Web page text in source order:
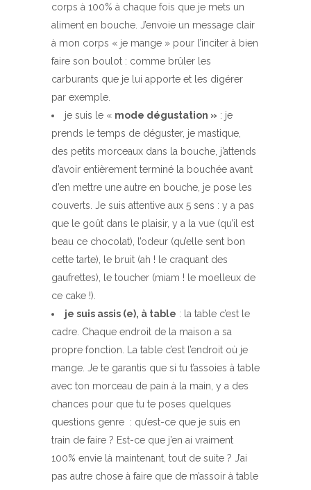
corps à 100% à chaque fois que je mets un
aliment en bouche. J’envoie un message clair
à mon corps « je mange » pour l’inciter à bien
faire son boulot : comme brûler les
carburants que je lui apporte et les digérer
par exemple.
je suis le « mode dégustation » : je
prends le temps de déguster, je mastique,
des petits morceaux dans la bouche, j’attends
d’avoir entièrement terminé la bouchée avant
d’en mettre une autre en bouche, je pose les
couverts. Je suis attentive aux 5 sens : y a pas
que le goût dans le plaisir, y a la vue (qu’il est
beau ce chocolat), l’odeur (qu’elle sent bon
cette tarte), le bruit (ah ! le craquant des
gaufrettes), le toucher (miam ! le moelleux de
ce cake !).
je suis assis (e), à table : la table c’est le
cadre. Chaque endroit de la maison a sa
propre fonction. La table c’est l’endroit où je
mange. Je te garantis que si tu t’assoies à table
avec ton morceau de pain à la main, y a des
chances pour que tu te poses quelques
questions genre : qu’est-ce que je suis en
train de faire ? Est-ce que j’en ai vraiment
100% envie là maintenant, tout de suite ? J’ai
pas autre chose à faire que de m’assoir à table